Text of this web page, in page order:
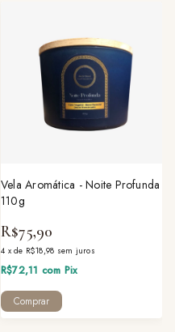
Vela Aromática - Noite Profunda
110g
R$75,90
4 x de R$18,98 sem juros
R$72,11 com Pix